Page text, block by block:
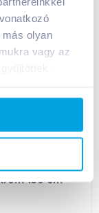
olyan
vagy az
felmosónyél,
130 cm